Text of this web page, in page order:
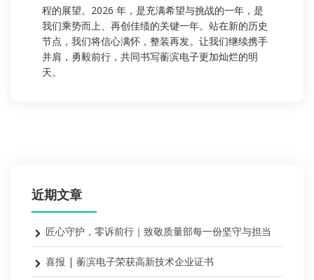
程的展望。2026 年，是充满希望与挑战的一年，是
我们乘势而上、再创佳绩的关键一年。站在新的历史
节点，我们将信心满怀，整装再发。让我们继续携手
并肩，勇毅前行，共同书写蘅滨电子更加灿烂的明
天。
近期文章
匠心守护，零诉前行｜致敬质量部每一份坚守与担当
喜报 | 蘅滨电子荣获高新技术企业证书